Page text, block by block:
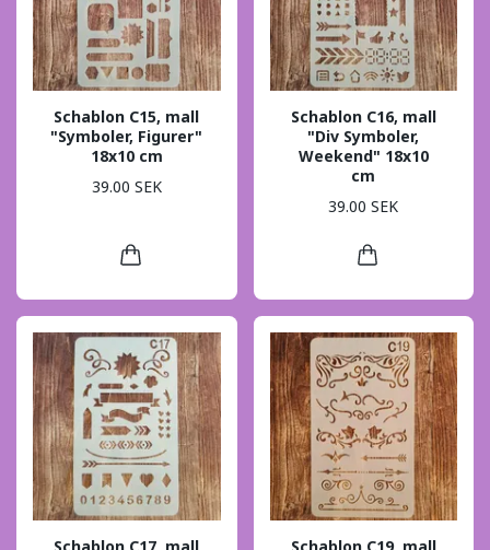
Schablon C15, mall
"Symboler, Figurer"
18x10 cm
39.00 SEK
Schablon C16, mall
"Div Symboler,
Weekend" 18x10
cm
39.00 SEK
Schablon C17, mall Schablon C19, mall